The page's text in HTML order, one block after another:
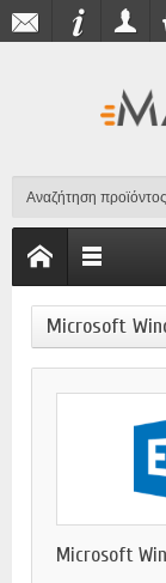
Microsoft
Microsoft